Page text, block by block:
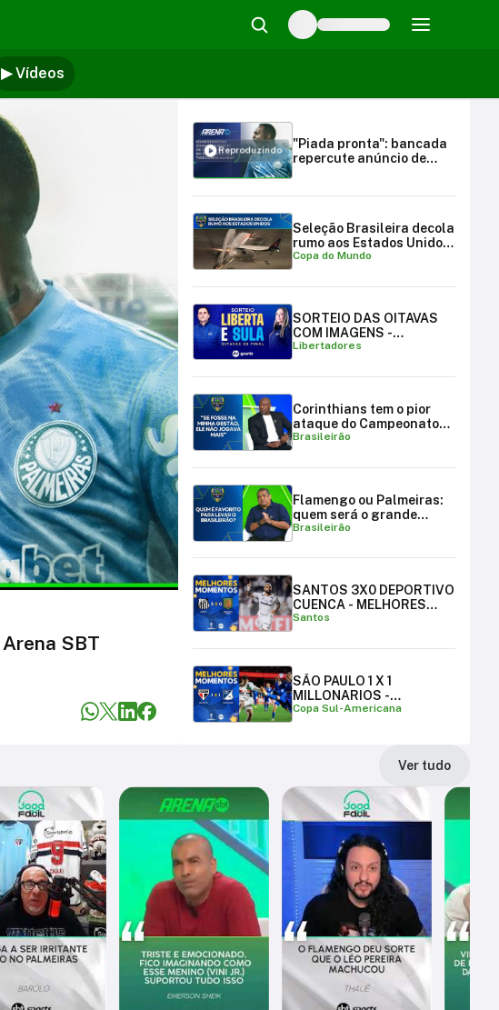
▶ Vídeos
SBT
Reproduzindo
"Piada pronta": bancada
repercute anúncio de
Seleção Brasileira decola
rumo aos Estados Unidos
para a Copa do Mundo
Copa do Mundo
SORTEIO DAS OITAVAS
COM IMAGENS -
LIBERTADORES E
Libertadores
Corinthians tem o pior
ataque do Campeonato
Brasileiro
Brasileirão
Flamengo ou Palmeiras:
quem será o grande
campeão brasileiro?
Brasileirão
SANTOS 3X0 DEPORTIVO
CUENCA - MELHORES
MOMENTOS
Santos
SÃO PAULO 1 X 1
MILLONARIOS -
MELHORES MOMENTOS |
Copa Sul-Americana
Ver tudo